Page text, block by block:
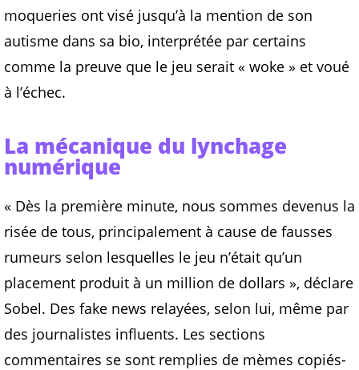
moqueries ont visé jusqu’à la mention de son
autisme dans sa bio, interprétée par certains
comme la preuve que le jeu serait « woke » et voué
à l’échec.
La mécanique du lynchage
numérique
« Dès la première minute, nous sommes devenus la
risée de tous, principalement à cause de fausses
rumeurs selon lesquelles le jeu n’était qu’un
placement produit à un million de dollars », déclare
Sobel. Des fake news relayées, selon lui, même par
des journalistes influents. Les sections
commentaires se sont remplies de mèmes copiés-